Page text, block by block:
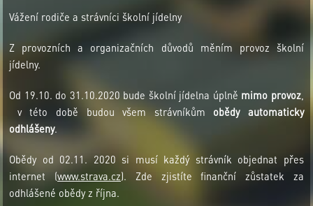
Vážení rodiče a strávníci školní jídelny
Z provozních a organizačních důvodů měním provoz školní
jídelny.
Od 19.10. do 31.10.2020 bude školní jídelna úplně mimo provoz,
v této době budou všem strávníkům obědy automaticky
odhlášeny.
Obědy od 02.11. 2020 si musí každý strávník objednat přes
internet (www.strava.cz). Zde zjistíte finanční zůstatek za
odhlášené obědy z října.